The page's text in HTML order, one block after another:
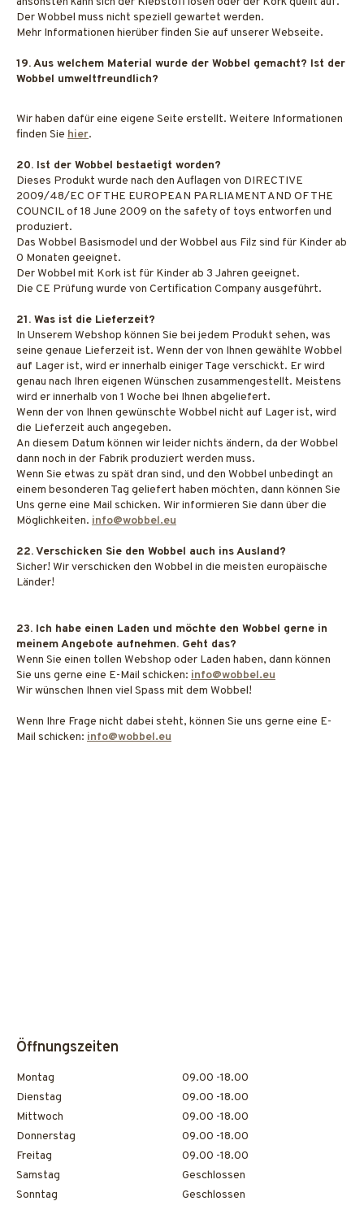
Der Wobbel muss nicht speziell gewartet werden.
Mehr Informationen hierüber finden Sie auf unserer Webseite.
19. Aus welchem Material wurde der Wobbel gemacht? Ist der
Wobbel umweltfreundlich?
Wir haben dafür eine eigene Seite erstellt. Weitere Informationen
finden Sie hier.
20. Ist der Wobbel bestaetigt worden?
Dieses Produkt wurde nach den Auflagen von DIRECTIVE
2009/48/EC OF THE EUROPEAN PARLIAMENT AND OF THE
COUNCIL of 18 June 2009 on the safety of toys entworfen und
produziert.
Das Wobbel Basismodel und der Wobbel aus Filz sind für Kinder ab
0 Monaten geeignet.
Der Wobbel mit Kork ist für Kinder ab 3 Jahren geeignet.
Die CE Prüfung wurde von Certification Company ausgeführt.
21. Was ist die Lieferzeit?
In Unserem Webshop können Sie bei jedem Produkt sehen, was
seine genaue Lieferzeit ist. Wenn der von Ihnen gewählte Wobbel
auf Lager ist, wird er innerhalb einiger Tage verschickt. Er wird
genau nach Ihren eigenen Wünschen zusammengestellt. Meistens
wird er innerhalb von 1 Woche bei Ihnen abgeliefert.
Wenn der von Ihnen gewünschte Wobbel nicht auf Lager ist, wird
die Lieferzeit auch angegeben.
An diesem Datum können wir leider nichts ändern, da der Wobbel
dann noch in der Fabrik produziert werden muss.
Wenn Sie etwas zu spät dran sind, und den Wobbel unbedingt an
einem besonderen Tag geliefert haben möchten, dann können Sie
Uns gerne eine Mail schicken. Wir informieren Sie dann über die
Möglichkeiten. info@wobbel.eu
22. Verschicken Sie den Wobbel auch ins Ausland?
Sicher! Wir verschicken den Wobbel in die meisten europäische
Länder!
23. Ich habe einen Laden und möchte den Wobbel gerne in
meinem Angebote aufnehmen. Geht das?
Wenn Sie einen tollen Webshop oder Laden haben, dann können
Sie uns gerne eine E-Mail schicken: info@wobbel.eu
Wir wünschen Ihnen viel Spass mit dem Wobbel!
Wenn Ihre Frage nicht dabei steht, können Sie uns gerne eine E-
Mail schicken: info@wobbel.eu
Öffnungszeiten
Montag
09.00 -18.00
Dienstag
09.00 -18.00
Mittwoch
09.00 -18.00
Donnerstag
09.00 -18.00
Freitag
09.00 -18.00
Samstag
Geschlossen
Sonntag
Geschlossen